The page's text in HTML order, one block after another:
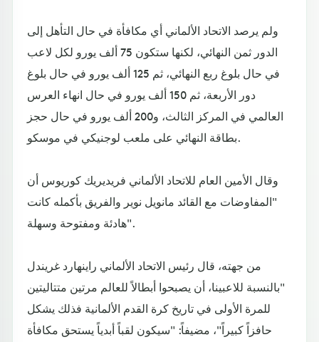
ولم يرصد الاتحاد الألماني أي مكافأة في حال التأهل إلى
الدور ثمن النهائي، لكنها ستكون 75 ألف يورو لكل لاعب
في حال بلوغ ربع النهائي، ثم 125 ألف يورو في حال بلوغ
دور الأربعة، ثم 150 ألف يورو في حال انهاء العرس
العالمي في المركز الثالث، و200 ألف يورو في حال حجز
بطاقة النهائي على ملعب لوجنيكي في موسكو.
وقال الأمين العام للاتحاد الألماني فريديريك كوريوس أن
"المفاوضات مع القائد مانويل نوير والفريق بأكمله كانت
هادئة ومفتوحة وسهلة".
من جهته، قال رئيس الاتحاد الألماني راينهارد غريندل
"بالنسبة للاعبينا، أن يصبحوا أبطالاً للعالم مرتين متتاليتين
للمرة الأولى في تاريخ كرة القدم الألمانية فذلك يشكل
حافزاً كبيراً"، مضيفاً: "سيكون لقباً أبدياً يستحق مكافأة